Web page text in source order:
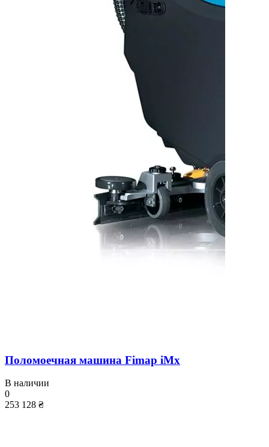
Поломоечная машина Fimap iMx
В наличии
0
253 128 ₴